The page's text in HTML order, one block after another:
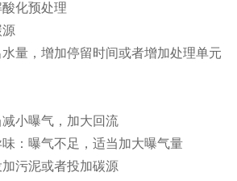
化预处理
源
量，增加停留时间或者增加处理单元
小曝气，加大回流
：曝气不足，适当加大曝气量
污泥或者投加碳源